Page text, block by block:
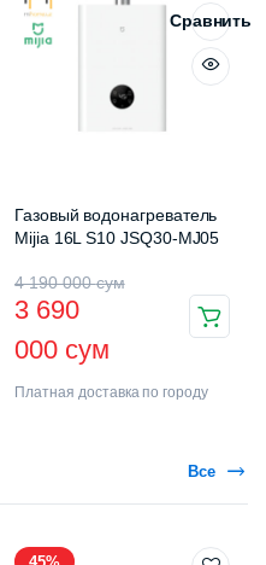
Сравнить
Газовый водонагреватель
Mijia 16L S10 JSQ30-MJ05
4 190 000сум
3 690
000 сум
Платная доставка по городу
Все
45%